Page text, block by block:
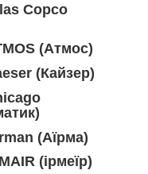
Copco
(Атмос)
(Кайзер)
(Аїрма)
(ірмеїр)